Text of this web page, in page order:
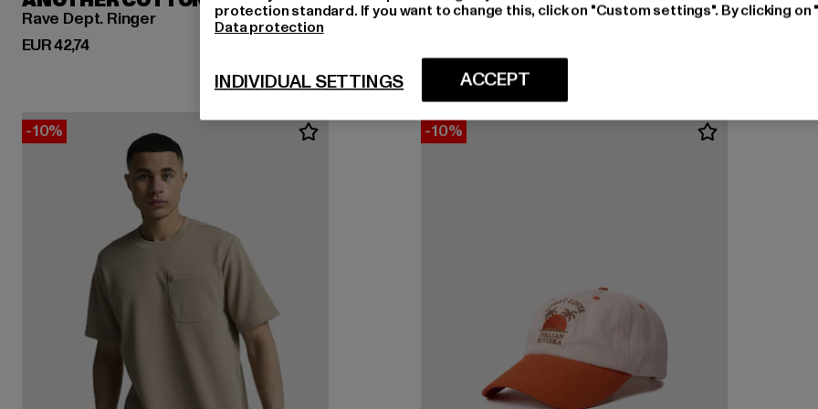
Rave Dept. Ringer
EUR 42,74
Huidige prijs: EUR 42,74
EUR 42,74
Huidige prijs: EUR 42,74
-10% -10%
protection standard. If you want to change this, click on "Custom settings". By clicking
Data protection
ACCEPT
INDIVIDUAL SETTINGS